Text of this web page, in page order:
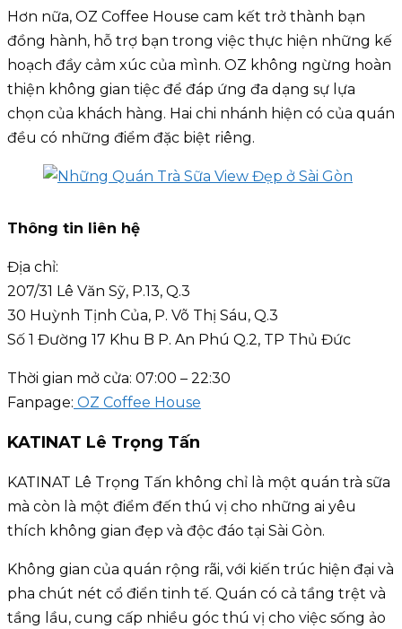
Hơn nữa, OZ Coffee House cam kết trở thành bạn
đồng hành, hỗ trợ bạn trong việc thực hiện những kế
hoạch đầy cảm xúc của mình. OZ không ngừng hoàn
thiện không gian tiệc để đáp ứng đa dạng sự lựa
chọn của khách hàng. Hai chi nhánh hiện có của quán
đều có những điểm đặc biệt riêng.
Thông tin liên hệ
Địa chỉ:
207/31 Lê Văn Sỹ, P.13, Q.3
30 Huỳnh Tịnh Của, P. Võ Thị Sáu, Q.3
Số 1 Đường 17 Khu B P. An Phú Q.2, TP Thủ Đức
Thời gian mở cửa: 07:00 – 22:30
Fanpage: OZ Coffee House
KATINAT Lê Trọng Tấn
KATINAT Lê Trọng Tấn không chỉ là một quán trà sữa
mà còn là một điểm đến thú vị cho những ai yêu
thích không gian đẹp và độc đáo tại Sài Gòn.
Không gian của quán rộng rãi, với kiến trúc hiện đại và
pha chút nét cổ điển tinh tế. Quán có cả tầng trệt và
tầng lầu, cung cấp nhiều góc thú vị cho việc sống ảo